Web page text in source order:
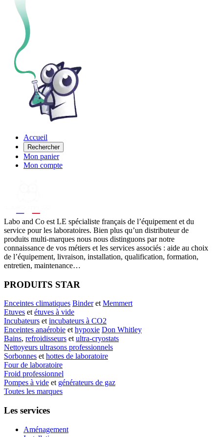
Accueil
Rechercher
Mon panier
Mon compte
Labo and Co est LE spécialiste français de l’équipement et du
service pour les laboratoires. Bien plus qu’un distributeur de
produits multi-marques nous nous distinguons par notre
connaissance de vos métiers et les services associés : aide au choix
de l’équipement, livraison, installation, qualification, formation,
entretien, maintenance…
PRODUITS STAR
Enceintes climatiques Binderet Memmert
Etuves et étuves à vide
Incubateurs et incubateurs à CO2
Enceintes anaérobie et hypoxie Don Whitley
Bains, refroidisseurs et ultra-cryostats
Nettoyeurs ultrasons professionnels
Sorbonnes et hottes de laboratoire
Four de laboratoire
Froid professionnel
Pompes à vide et générateurs de gaz
Toutes les marques
Les services
Aménagement